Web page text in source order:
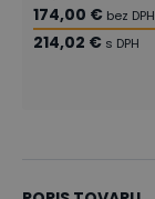
174,00 € bez DPH
214,02 € s DPH